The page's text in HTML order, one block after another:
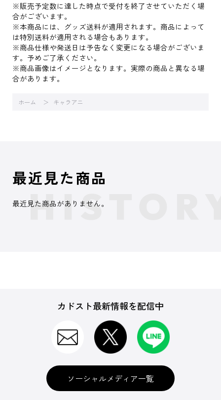
※販売予定数に達した時点で受付を終了させていただく場
合がございます。
※本商品には、グッズ送料が適用されます。商品によって
は特別送料が適用される場合もあります。
※商品仕様や発送日は予告なく変更になる場合がございま
す。予めご了承ください。
※商品画像はイメージとなります。実際の商品と異なる場
合があります。
ホーム キャラアニ
最近見た商品
最近見た商品がありません。
カドスト最新情報を配信中
ソーシャルメディア一覧